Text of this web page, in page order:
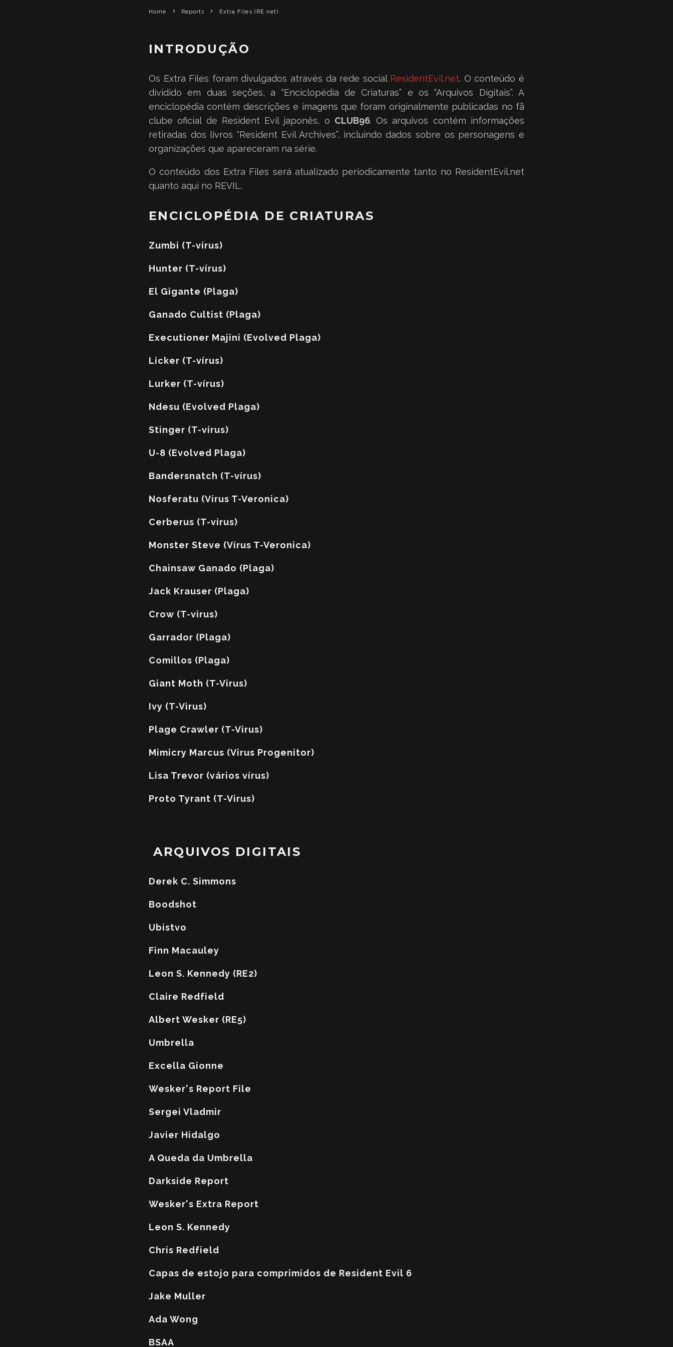
Home Reports Extra Files (RE.net)
INTRODUÇÃO
Os Extra Files foram divulgados através da rede social ResidentEvil.net. O conteúdo é
dividido em duas seções, a “Enciclopédia de Criaturas” e os “Arquivos Digitais”. A
enciclopédia contém descrições e imagens que foram originalmente publicadas no fã
clube oficial de Resident Evil japonês, o CLUB96. Os arquivos contém informações
retiradas dos livros “Resident Evil Archives”, incluindo dados sobre os personagens e
organizações que apareceram na série.
O conteúdo dos Extra Files será atualizado periodicamente tanto no ResidentEvil.net
quanto aqui no REVIL.
ENCICLOPÉDIA DE CRIATURAS
Zumbi (T-vírus)
Hunter (T-vírus)
El Gigante (Plaga)
Ganado Cultist (Plaga)
Executioner Majini (Evolved Plaga)
Licker (T-vírus)
Lurker (T-vírus)
Ndesu (Evolved Plaga)
Stinger (T-vírus)
U-8 (Evolved Plaga)
Bandersnatch (T-vírus)
Nosferatu (Vírus T-Veronica)
Cerberus (T-vírus)
Monster Steve (Vírus T-Veronica)
Chainsaw Ganado (Plaga)
Jack Krauser (Plaga)
Crow (T-virus)
Garrador (Plaga)
Comillos (Plaga)
Giant Moth (T-Virus)
Ivy (T-Virus)
Plage Crawler (T-Virus)
Mimicry Marcus (Virus Progenitor)
Lisa Trevor (vários vírus)
Proto Tyrant (T-Virus)
ARQUIVOS DIGITAIS
Derek C. Simmons
Boodshot
Ubistvo
Finn Macauley
Leon S. Kennedy (RE2)
Claire Redfield
Albert Wesker (RE5)
Umbrella
Excella Gionne
Wesker's Report File
Sergei Vladmir
Javier Hidalgo
A Queda da Umbrella
Darkside Report
Wesker's Extra Report
Leon S. Kennedy
Chris Redfield
Capas de estojo para comprimidos de Resident Evil 6
Jake Muller
Ada Wong
BSAA